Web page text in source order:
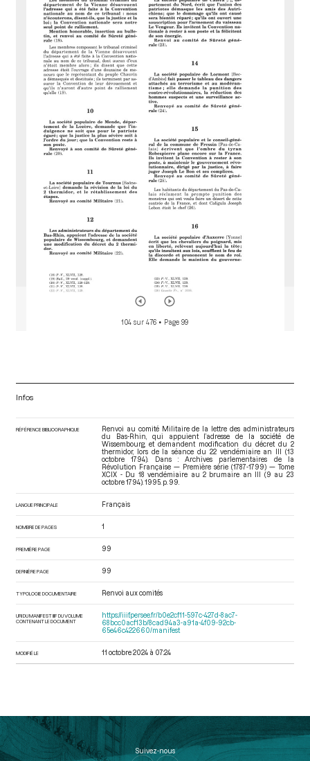
104 sur 476 • Page 99
Infos
RÉFÉRENCE BIBLIOGRAPHIQUE
Renvoi au comité Militaire de la lettre des administrateurs
du Bas-Rhin, qui appuient l’adresse de la société de
Wissembourg, et demandent modification du décret du 2
thermidor, lors de la séance du 22 vendémiaire an III (13
octobre 1794). Dans : Archives parlementaires de la
Révolution Française — Première série (1787-1799) — Tome
XCIX - Du 18 vendémiaire au 2 brumaire an III (9 au 23
octobre 1794) . 1995. p. 99.
LANGUE PRINCIPALE Français
NOMBRE DE PAGES 1
PREMIÈRE PAGE 99
DERNIÈRE PAGE 99
TYPOLOGIE DOCUMENTAIRE Renvoi aux comités
URI DU MANIFEST IIIF DU VOLUME
CONTENANT LE DOCUMENT
https://iiif.persee.fr/b0e2cf11-597c-427d-8ac7-
68bcc0acf13b/8cad94a3-a91a-4f09-92cb-
65e46c422660/manifest
MODIFIÉ LE 11 octobre 2024 à 07:24
Suivez-nous